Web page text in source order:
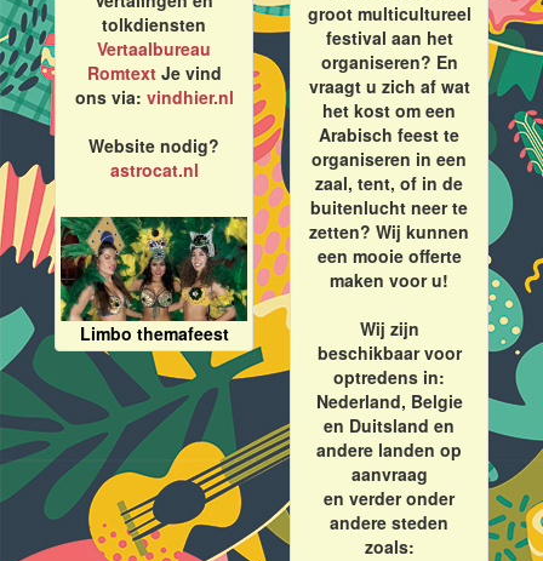
tolkdiensten
Vertaalbureau
RomtextJe vind
ons via: vindhier.nl
Website nodig?
astrocat.nl
Limbo themafeest
groot multicultureel
festival aan het
organiseren? En
vraagt u zich af wat
het kost om een
Arabisch feest te
organiseren in een
zaal, tent, of in de
buitenlucht neer te
zetten? Wij kunnen
een mooie offerte
maken voor u!
Wij zijn
beschikbaar voor
optredens in:
Nederland, Belgie
en Duitsland en
andere landen op
aanvraag
en verder onder
andere steden
zoals: